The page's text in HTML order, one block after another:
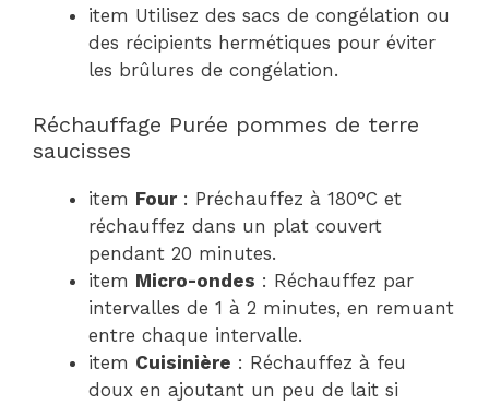
item Utilisez des sacs de congélation ou
des récipients hermétiques pour éviter
les brûlures de congélation.
Réchauffage Purée pommes de terre
saucisses
item Four: Préchauffez à 180°C et
réchauffez dans un plat couvert
pendant 20 minutes.
item Micro-ondes : Réchauffez par
intervalles de 1 à 2 minutes, en remuant
entre chaque intervalle.
item Cuisinière : Réchauffez à feu
doux en ajoutant un peu de lait si